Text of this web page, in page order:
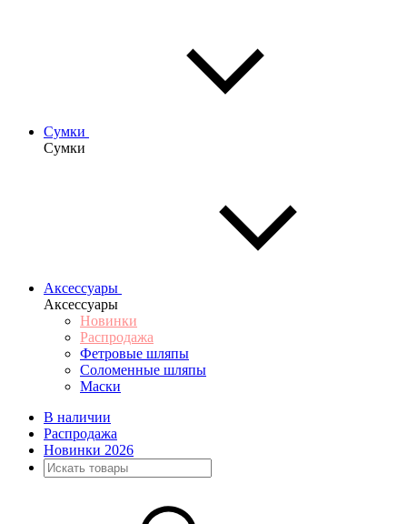
Сумки
Сумки
Аксессуары
Аксессуары
Новинки
Распродажа
Фетровые шляпы
Соломенные шляпы
Маски
В наличии
Распродажа
Новинки 2026